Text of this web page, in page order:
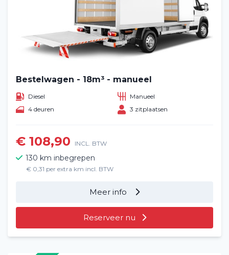
Bestelwagen - 18m³ - manueel
Diesel
Manueel
4 deuren
3 zitplaatsen
€ 108,90 INCL. BTW
130 km inbegrepen
€ 0,31 per extra km incl. BTW
Meer info
Reserveer nu